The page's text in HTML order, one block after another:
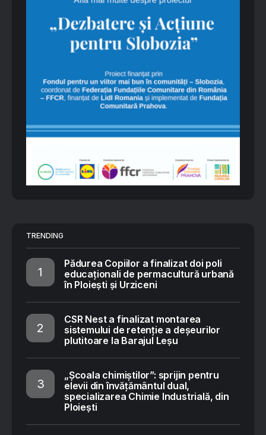
TRENDING
Pădurea Copiilor a finalizat doi poli
educaționali de permacultură urbană
în Ploiești și Urziceni
CSR Nest a finalizat montarea
sistemului de retenție a deșeurilor
plutitoare la Barajul Leșu
„Școala chimiștilor”: sprijin pentru
elevii din învățământul dual,
specializarea Chimie Industrială, din
Ploiești